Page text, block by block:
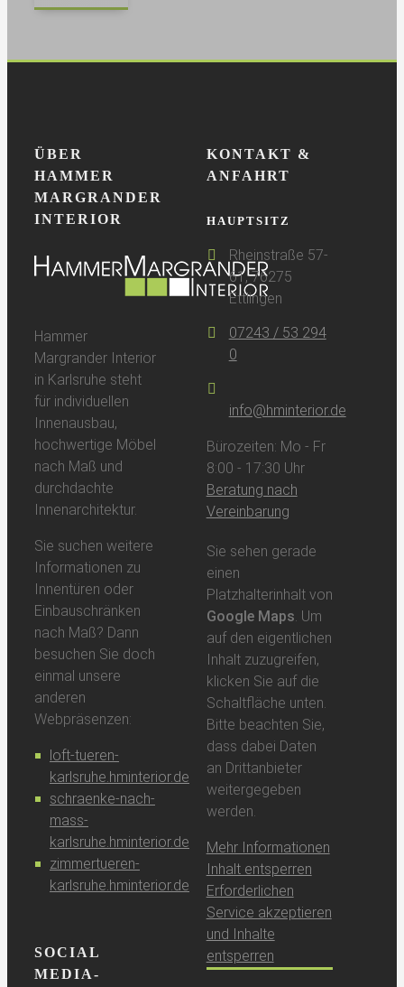
ÜBER
HAMMER
MARGRANDER
INTERIOR
Hammer
Margrander Interior
in Karlsruhe steht
für individuellen
Innenausbau,
hochwertige Möbel
nach Maß und
durchdachte
Innenarchitektur.
Sie suchen weitere
Informationen zu
Innentüren oder
Einbauschränken
nach Maß? Dann
besuchen Sie doch
einmal unsere
anderen
Webpräsenzen:
loft-tueren-
karlsruhe.hminterior.de
schraenke-nach-
mass-
karlsruhe.hminterior.de
zimmertueren-
karlsruhe.hminterior.de
SOCIAL
MEDIA-
KONTAKT &
ANFAHRT
HAUPTSITZ
Rheinstraße 57-
61, 76275
Ettlingen
07243 / 53 294
0
info@hminterior.de
Bürozeiten: Mo - Fr
8:00 - 17:30 Uhr
Beratung nach
Vereinbarung
Sie sehen gerade
einen
Platzhalterinhalt von
Google Maps. Um
auf den eigentlichen
Inhalt zuzugreifen,
klicken Sie auf die
Schaltfläche unten.
Bitte beachten Sie,
dass dabei Daten
an Drittanbieter
weitergegeben
werden.
Mehr Informationen
Inhalt entsperren
Erforderlichen
Service akzeptieren
und Inhalte
entsperren